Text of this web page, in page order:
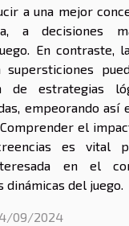
a una mejor
a decisiones
En contraste,
supersticiones
de estrategias
empeorando así
el
es vital
en el
dinámicas del juego.
09/2024